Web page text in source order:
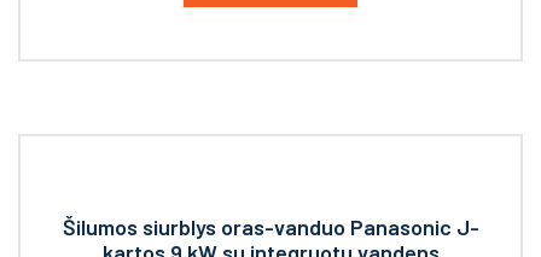
Šilumos siurblys oras-vanduo Panasonic J-
kartos 9 kW su integruotu vandens